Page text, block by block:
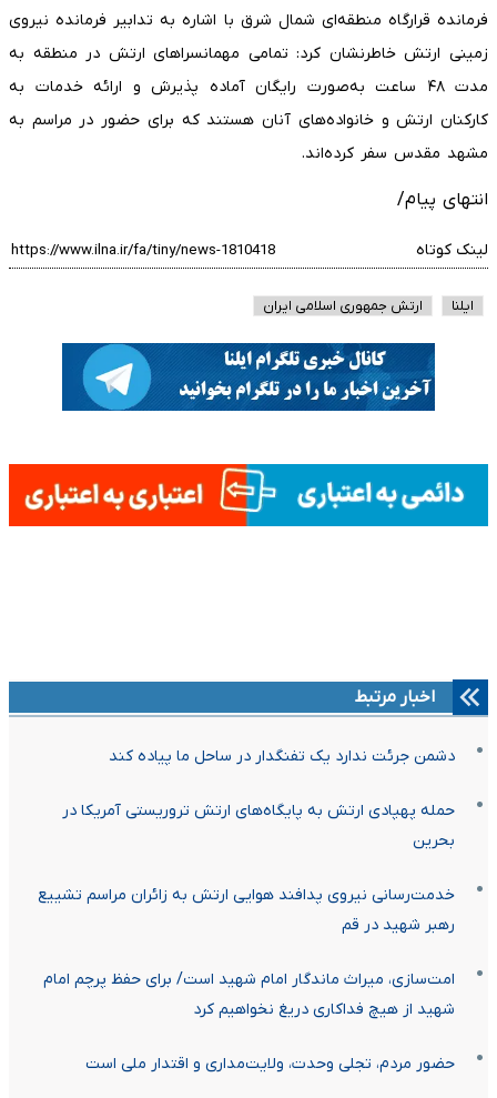
فرمانده قرارگاه منطقه‌ای شمال شرق با اشاره به تدابیر فرمانده نیروی
زمینی ارتش خاطرنشان کرد: تمامی مهمانسراهای ارتش در منطقه به
مدت ۴۸ ساعت به‌صورت رایگان آماده پذیرش و ارائه خدمات به
کارکنان ارتش و خانواده‌های آنان هستند که برای حضور در مراسم به
مشهد مقدس سفر کرده‌اند.
انتهای پیام/
لینک کوتاه
ایلنا ارتش جمهوری اسلامی ایران
اخبار مرتبط
دشمن جرئت ندارد یک تفنگدار در ساحل ما پیاده کند
حمله پهپادی ارتش به پایگاه‌های ارتش تروریستی آمریکا در
بحرین
خدمت‌رسانی نیروی پدافند هوایی ارتش به زائران مراسم تشییع
رهبر شهید در قم
امت‌سازی، میراث ماندگار امام شهید است/ برای حفظ پرچم امام
شهید از هیچ فداکاری دریغ نخواهیم کرد
حضور مردم، تجلی وحدت، ولایت‌مداری و اقتدار ملی است